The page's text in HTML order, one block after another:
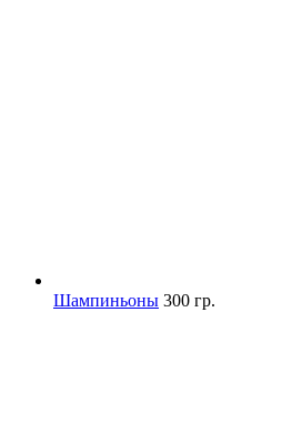
Шампиньоны 300 гр.